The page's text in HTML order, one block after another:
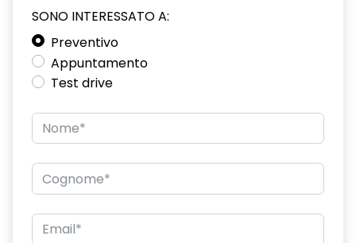
SONO INTERESSATO A:
Preventivo
Appuntamento
Test drive